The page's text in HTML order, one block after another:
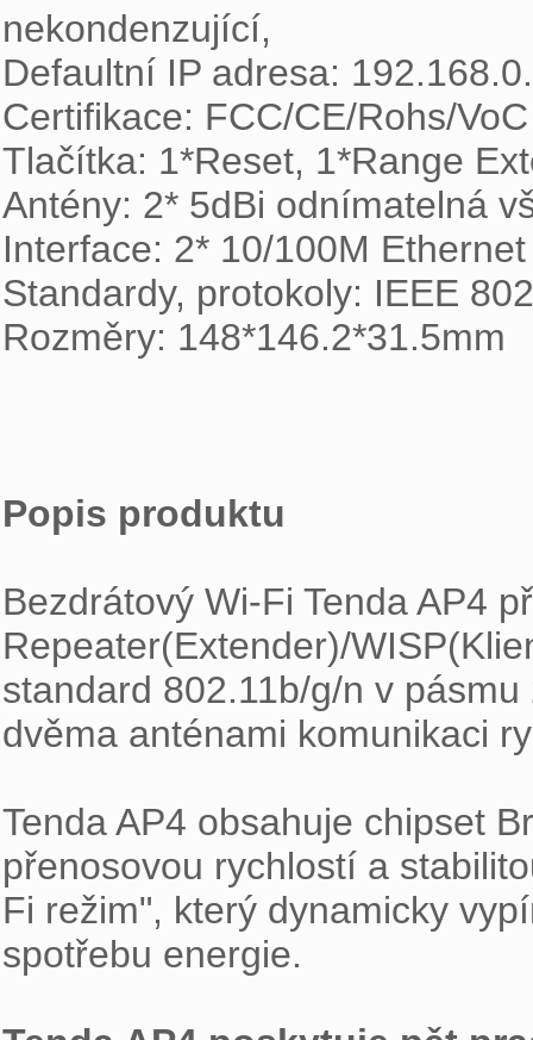
nekondenzující,
Defaultní IP adresa:
Certifikace: FCC/CE/Rohs/VoC
Tlačítka: 1*Reset, 1*Range
Antény: 2* 5dBi odnímatelná
Interface: 2* 10/100M
Standardy, protokoly: IEEE
Rozměry: 148*146.2*31.5mm
Popis produktu
Bezdrátový Wi-Fi Tenda AP4
Repeater(Extender)/
standard 802.11b/g/n v
dvěma anténami komunikaci
Tenda AP4 obsahuje chipset
přenosovou rychlostí a
Fi režim", který dynamicky
spotřebu energie.